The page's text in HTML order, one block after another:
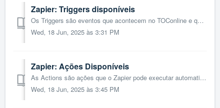
Zapier: Triggers disponíveis
Os Triggers são eventos que acontecem no TOConline e que podem iniciar automaticamente um processo noutro sistema ligado ao Zapier. Estão são os Trigg...
Wed, 18 Jun, 2025 às 3:31 PM
Zapier: Ações Disponíveis
As Actions são ações que o Zapier pode executar automaticamente dentro do TOConline, em resposta a eventos externos noutras aplicações. Existem 2 t...
Wed, 18 Jun, 2025 às 3:45 PM